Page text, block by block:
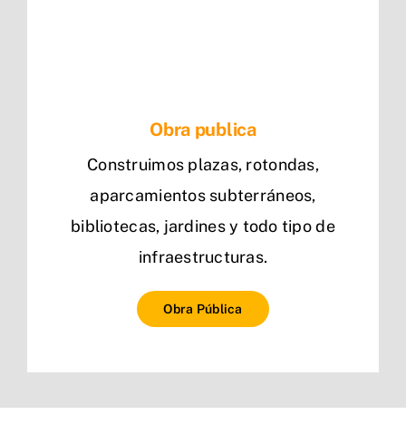
Obra publica
Construimos plazas, rotondas,
aparcamientos subterráneos,
bibliotecas, jardines y todo tipo de
infraestructuras.
Obra Pública